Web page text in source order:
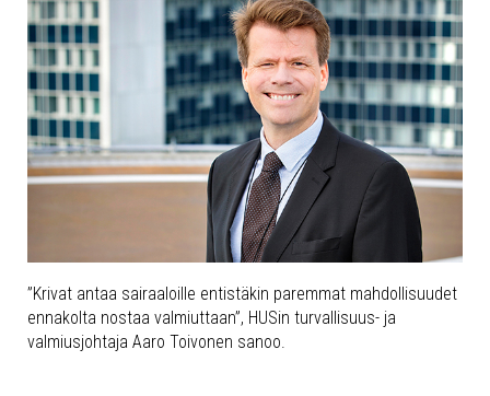
”Krivat antaa sairaaloille entistäkin paremmat mahdollisuudet
ennakolta nostaa valmiuttaan”, HUSin turvallisuus- ja
valmiusjohtaja Aaro Toivonen sanoo.